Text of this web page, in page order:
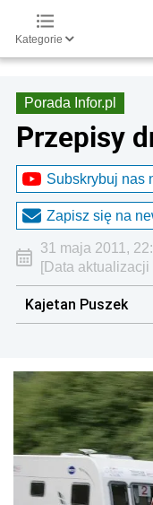
Kategorie
Porada Infor.pl
Przepisy
Subskrybuj nas
Zapisz się na
31 maja 2011,
[Data
Kajetan Puszek